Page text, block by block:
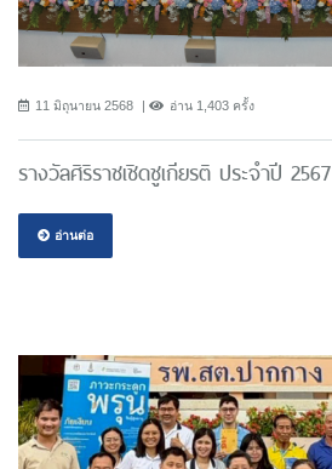
11 มิถุนายน 2568 อ่าน 1,403 ครั้ง
รางวัลศิริราชเชิดชูเกียรติ ประจำปี 2567
อ่านต่อ